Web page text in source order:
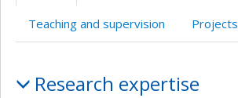
Teaching and supervision Projects
Research expertise